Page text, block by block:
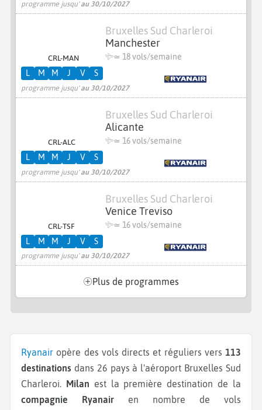
programme jusqu'au 30/10/2027
CRL-MAN
Bruxelles Sud Charleroi
Manchester
≃ 18 vols/semaine
programme jusqu'au 30/10/2027
L M M J V S
CRL-ALC
Bruxelles Sud Charleroi
Alicante
≃ 16 vols/semaine
programme jusqu'au 30/10/2027
L M M J V S
CRL-TSF
Bruxelles Sud Charleroi
Venice Treviso
≃ 16 vols/semaine
programme jusqu'au 30/10/2027
L M M J V S
Plus de programmes
Ryanair opère des vols directs et réguliers vers 113
destinations dans 26 pays à l'aéroport Bruxelles Sud
Charleroi.
Milan est la première destination de la
compagnie Ryanair en nombre de vols